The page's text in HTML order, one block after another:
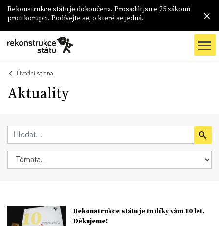
Rekonstrukce státu je dokončena. Prosadili jsme 25 zákonů
proti korupci. Podívejte se, o které se jedná.
Úvodní strana
Aktuality
Rekonstrukce státu je tu díky vám 10 let.
Děkujeme!